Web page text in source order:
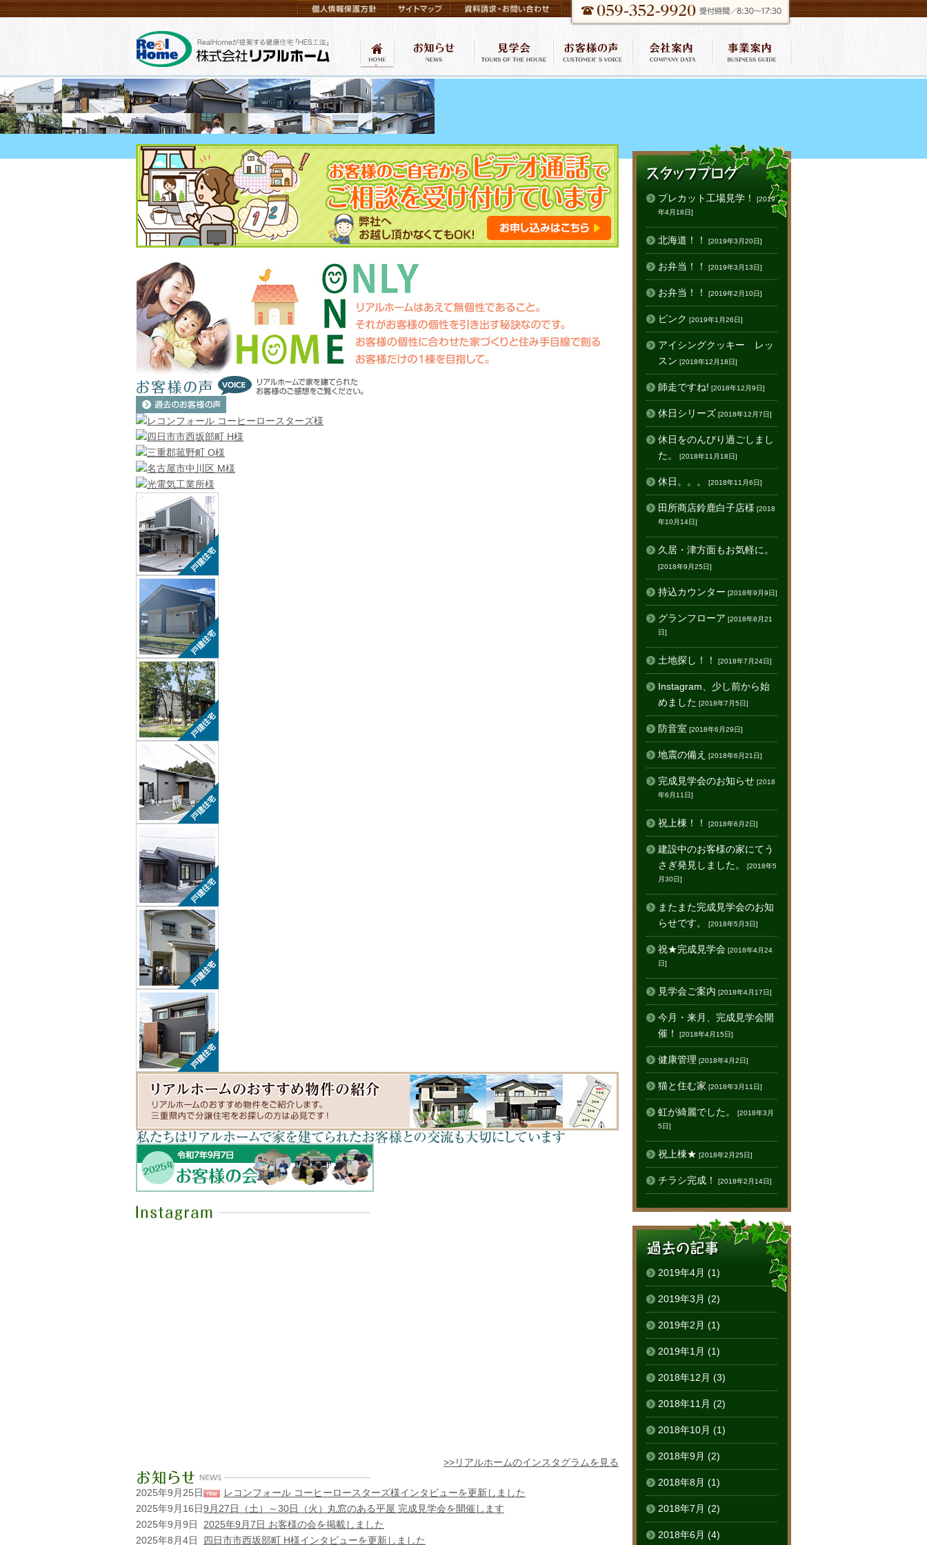
>>リアルホームのインスタグラムを見る
2025年9月25日
レコンフォール コーヒーロースターズ様インタビューを更新しました
2025年9月16日9月27日（土）～30日（火）丸窓のある平屋 完成見学会を開催します
2025年9月9日
2025年9月7日 お客様の会を掲載しました
2025年8月4日
四日市市西坂部町 H様インタビューを更新しました
プレカット工場見学！ [2019
年4月18日]
北海道！！ [2019年3月20日]
お弁当！！ [2019年3月13日]
お弁当！！ [2019年2月10日]
ピンク [2019年1月26日]
アイシングクッキー レッ
スン [2018年12月18日]
師走ですね! [2018年12月9日]
休日シリーズ [2018年12月7日]
休日をのんびり過ごしまし
た。
[2018年11月18日]
休日。。。 [2018年11月6日]
田所商店鈴鹿白子店様 [2018
年10月14日]
久居・津方面もお気軽に。
[2018年9月25日]
持込カウンター [2018年9月9日]
グランフローア [2018年8月21
日]
土地探し！！ [2018年7月24日]
Instagram、少し前から始
めました [2018年7月5日]
防音室 [2018年6月29日]
地震の備え [2018年6月21日]
完成見学会のお知らせ [2018
年6月11日]
祝上棟！！ [2018年6月2日]
建設中のお客様の家にてう
さぎ発見しました。
[2018年5
月30日]
またまた完成見学会のお知
らせです。
[2018年5月3日]
祝★完成見学会 [2018年4月24
日]
見学会ご案内 [2018年4月17日]
今月・来月、完成見学会開
催！
[2018年4月15日]
健康管理 [2018年4月2日]
猫と住む家 [2018年3月11日]
虹が綺麗でした。 [2018年3月
5日]
祝上棟★ [2018年2月25日]
チラシ完成！ [2018年2月14日]
2019年4月 (1)
2019年3月 (2)
2019年2月 (1)
2019年1月 (1)
2018年12月 (3)
2018年11月 (2)
2018年10月 (1)
2018年9月 (2)
2018年8月 (1)
2018年7月 (2)
2018年6月 (4)